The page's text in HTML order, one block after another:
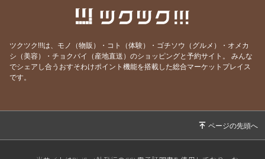
ツクツク!!!は、モノ（物販）・コト（体験）・ゴチソウ（グルメ）・オメカ
シ（美容）・チョクバイ（産地直送）のショッピングと予約サイト。
みんな
でシェアし合うおすそわけポイント機能を搭載した総合マーケットプレイス
です。